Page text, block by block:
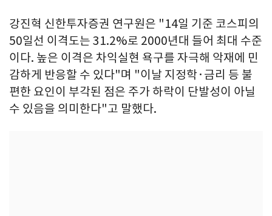
강진혁 신한투자증권 연구원은 "14일 기준 코스피의
50일선 이격도는 31.2%로 2000년대 들어 최대 수준
이다. 높은 이격은 차익실현 욕구를 자극해 악재에 민
감하게 반응할 수 있다"며 "이날 지정학·금리 등 불
편한 요인이 부각된 점은 주가 하락이 단발성이 아닐
수 있음을 의미한다"고 말했다.